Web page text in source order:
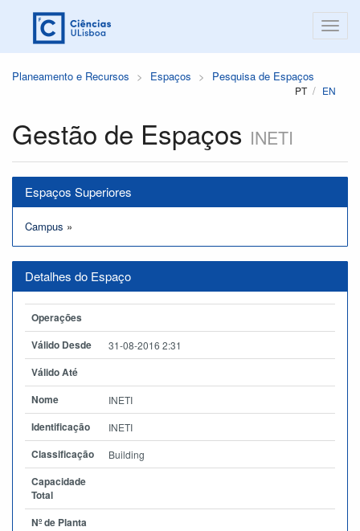
Planeamento e Recursos Espaços Pesquisa de Espaços
PT EN
Gestão de Espaços INETI
Espaços Superiores
Campus »
Detalhes do Espaço
Operações
Válido Desde
31-08-2016 2:31
Válido Até
Nome
INETI
Identificação INETI
Classificação Building
Capacidade
Total
Nº de Planta